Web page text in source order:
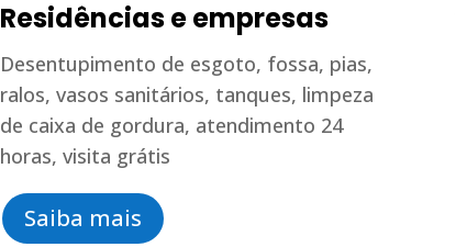
Residências e empresas
Desentupimento de esgoto, fossa, pias,
ralos, vasos sanitários, tanques, limpeza
de caixa de gordura, atendimento 24
horas, visita grátis
Saiba mais